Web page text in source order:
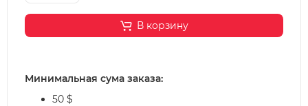
В корзину
Минимальная сума заказа:
50 $